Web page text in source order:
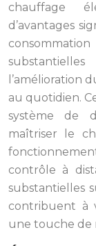
chauffage
d’avantages
l’amélioration
au quotidien.
système de
maîtriser le
contrôle à
substantielles
contribuent à
une touche de